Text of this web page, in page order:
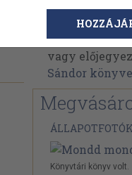
Hernádi
Hernádi
vagy
Sándor
ÁLLAPOTFOTÓK
Könyvtári könyv volt.